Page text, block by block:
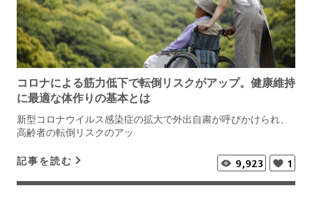
コロナによる筋力低下で転倒リスクがアップ。健康維持
に最適な体作りの基本とは
新型コロナウイルス感染症の拡大で外出自粛が呼びかけられ、
高齢者の転倒リスクのアッ
記事を読む 9,923 1